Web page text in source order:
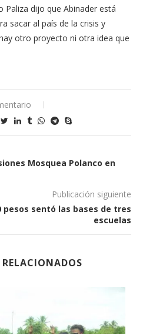
Paliza dijo que Abinader está
sacar al país de la crisis y
otro proyecto ni otra idea que
Mosquea Polanco en
Publicación siguiente
pesos sentó las bases de tres
escuelas